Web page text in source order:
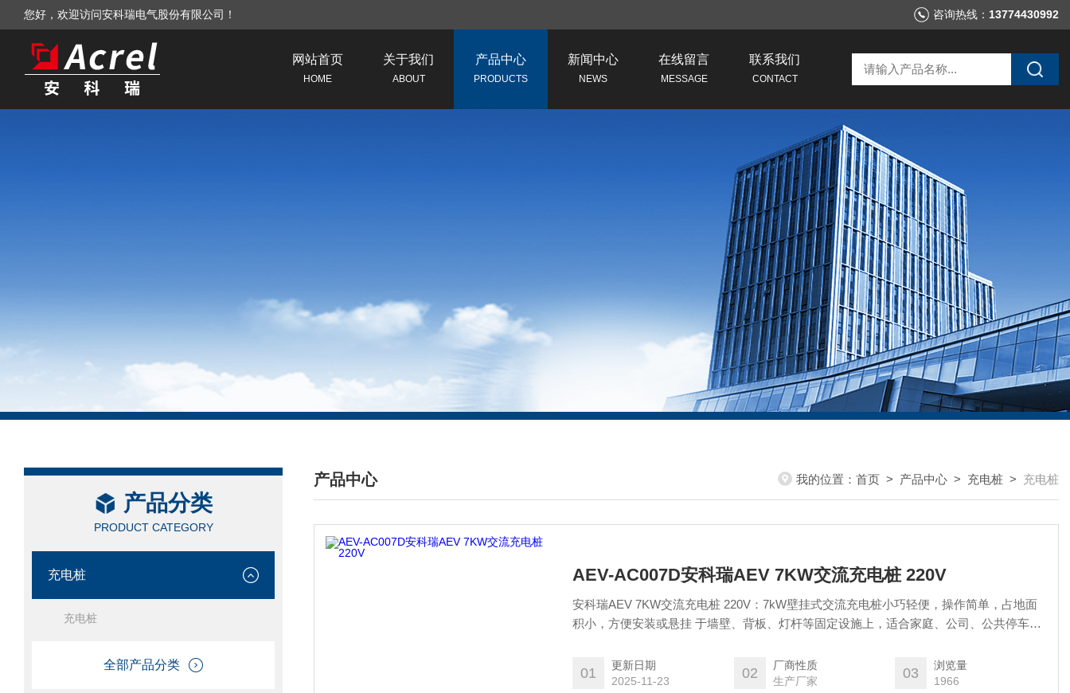
您好，欢迎访问安科瑞电气股份有限公司！ 咨询热线： 13774430992
网站首页
HOME
关于我们
ABOUT
产品中心
PRODUCTS
新闻中心
NEWS
在线留言
MESSAGE
联系我们
CONTACT
产品分类
PRODUCT CATEGORY
充电桩
充电桩
全部产品分类
产品中心
/ PRODUCTS CENTER
我的位置： 首页 > 产品中心 > 充电桩 > 充电桩
AEV-AC007D安科瑞AEV 7KW交流充电桩 220V
安科瑞AEV 7KW交流充电桩 220V：7kW壁挂式交流充电桩小巧轻便，操作简单，占地面
积小，方便安装或悬挂 于墙壁、背板、灯杆等固定设施上，适合家庭、公司、公共停车
电能， 是小型电动汽车主要的充电设备。
01
更新日期
2025-11-23
02
厂商性质
生产厂家
03
浏览量
1966